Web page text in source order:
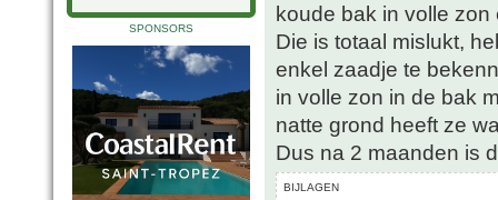
SPONSORS
koude bak in volle zon
Die is totaal mislukt,
enkel zaadje te
in volle zon in de bak
natte grond heeft ze
Dus na 2 maanden is
BIJLAGEN